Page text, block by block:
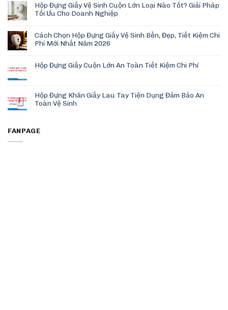
Hộp Đựng Giấy Vệ Sinh Cuộn Lớn Loại Nào Tốt? Giải Pháp
Tối Ưu Cho Doanh Nghiệp
Cách Chọn Hộp Đựng Giấy Vệ Sinh Bền, Đẹp, Tiết Kiệm Chi
Phí Mới Nhất Năm 2026
Hộp Đựng Giấy Cuộn Lớn An Toàn Tiết Kiệm Chi Phí
Hộp Đựng Khăn Giấy Lau Tay Tiện Dụng Đảm Bảo An
Toàn Vệ Sinh
FANPAGE